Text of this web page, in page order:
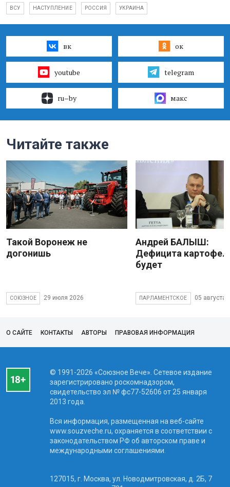
ВСУ НАСТУПЛЕНИЕ РОССИЯ УКРАИНА
вк ок
youtube telegram
ru–by макс
Читайте также
Такой Воронеж не
догонишь
СОЮЗНОЕ 29 июля 2026
Андрей БАЛЫШ:
Дефицита
будет
ПАРЛАМЕНТСКОЕ 05 августа
О САЙТЕ КОНТАКТЫ АВТОРЫ ПРАВОВАЯ ИНФОРМАЦИЯ
© 1991-2026 «Союзное Вече». Сетевое издание
зарегистрировано роскомнадзором,
свидетельство эл № фc77-52606 от 25 января
2013 года.
Вся информация, размещенная на веб-сайте
www.souzveche.ru, охраняется в соответствии с
законодательством РФ об авторском праве и
международными соглашениями.
127015, г. Москва, ул. Новодмитровская, д. 2Б, 7